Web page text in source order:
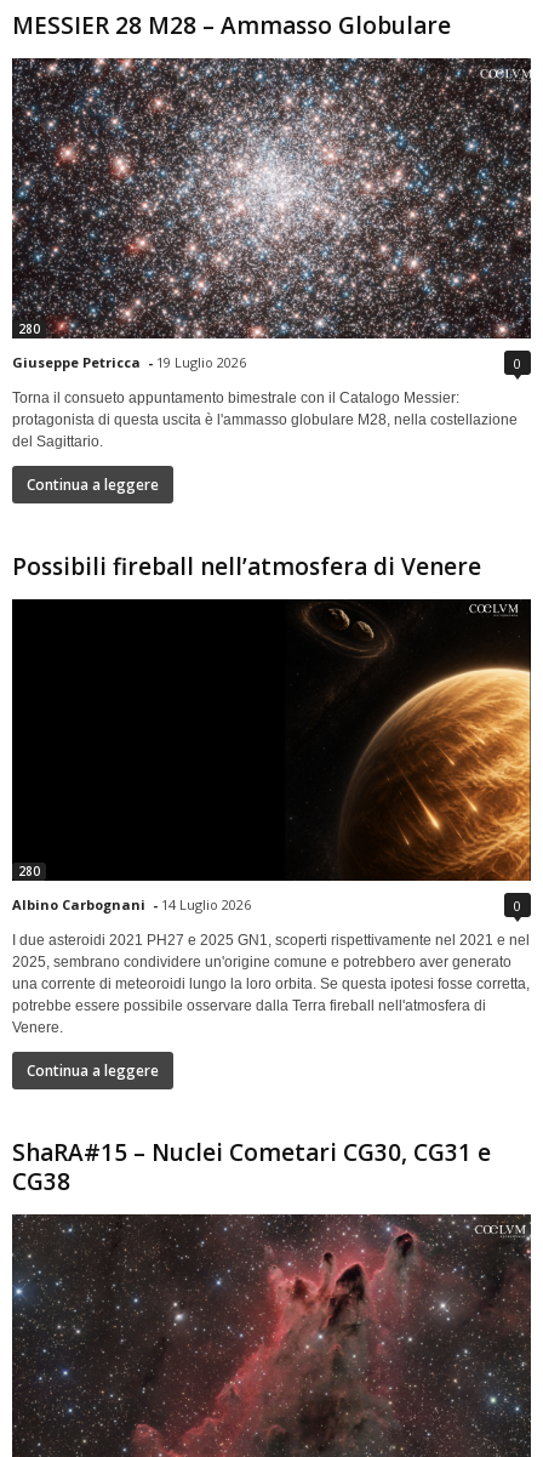
MESSIER 28 M28 – Ammasso Globulare
280
Giuseppe Petricca - 19 Luglio 2026 0
Torna il consueto appuntamento bimestrale con il Catalogo Messier:
protagonista di questa uscita è l'ammasso globulare M28, nella costellazione
del Sagittario.
Continua a leggere
Possibili fireball nell’atmosfera di Venere
280
Albino Carbognani - 14 Luglio 2026 0
I due asteroidi 2021 PH27 e 2025 GN1, scoperti rispettivamente nel 2021 e nel
2025, sembrano condividere un'origine comune e potrebbero aver generato
una corrente di meteoroidi lungo la loro orbita. Se questa ipotesi fosse corretta,
potrebbe essere possibile osservare dalla Terra fireball nell'atmosfera di
Venere.
Continua a leggere
ShaRA#15 – Nuclei Cometari CG30, CG31 e
CG38